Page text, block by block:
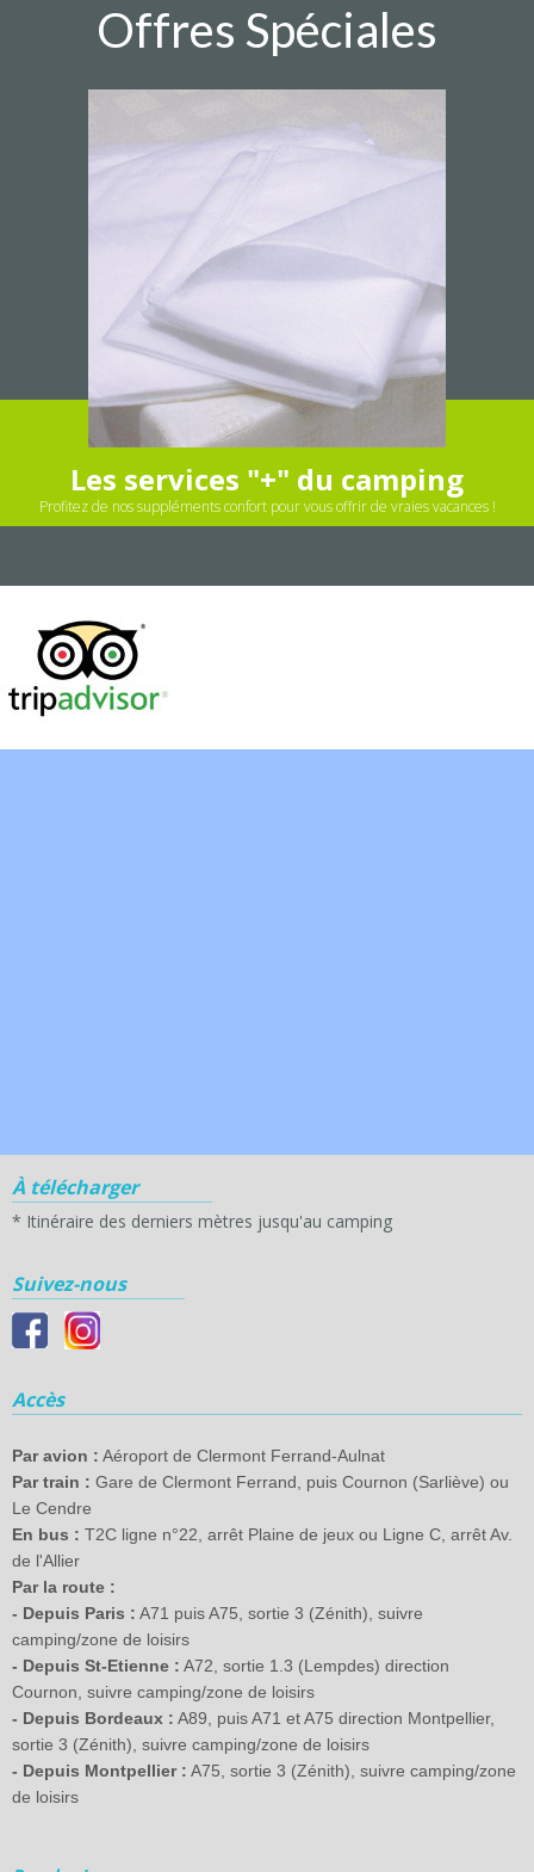
Offres Spéciales
Les services "+" du camping
Profitez de nos suppléments confort pour vous offrir de vraies vacances !
À télécharger
* Itinéraire des derniers mètres jusqu'au camping
Suivez-nous
Accès
Par avion : Aéroport de Clermont Ferrand-Aulnat
Par train : Gare de Clermont Ferrand, puis Cournon (Sarliève) ou
Le Cendre
En bus : T2C ligne n°22, arrêt Plaine de jeux ou Ligne C, arrêt Av.
de l'Allier
Par la route :
- Depuis Paris : A71 puis A75, sortie 3 (Zénith), suivre
camping/zone de loisirs
- Depuis St-Etienne : A72, sortie 1.3 (Lempdes) direction
Cournon, suivre camping/zone de loisirs
- Depuis Bordeaux : A89, puis A71 et A75 direction Montpellier,
sortie 3 (Zénith), suivre camping/zone de loisirs
- Depuis Montpellier : A75, sortie 3 (Zénith), suivre camping/zone
de loisirs